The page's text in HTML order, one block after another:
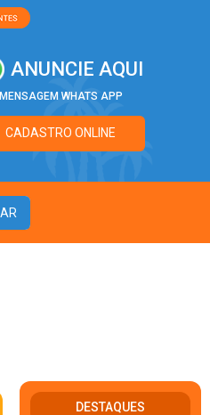
ANUNCIE AQUI
MENSAGEM WHATS APP
CADASTRO ONLINE
DESTAQUES